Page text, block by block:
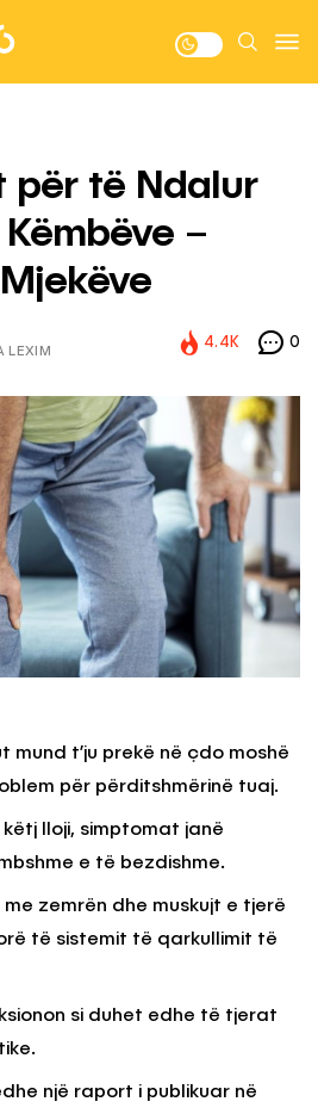
për të Ndalur
–
LEXIM
4.4K 0
mund t’ju prekë në çdo moshë
për përditshmërinë tuaj.
këtj lloji, simptomat janë
e të bezdishme.
zemrën dhe muskujt e tjerë
të sistemit të qarkullimit të
si duhet edhe të tjerat
një raport i publikuar në